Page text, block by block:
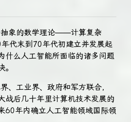
象的数学理论——计算复杂
代末到70年代初建立并发展起
什么人工智能所面临的诸多问题
工业界、政府和军方联合，
战后几十年里计算机技术发展的
60年内确立人工智能领域国际领